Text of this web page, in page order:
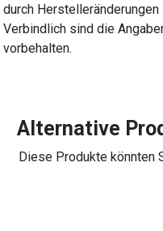
durch
Verbindlich sind die
vorbehalten.
Alternative
Diese Produkte könnten